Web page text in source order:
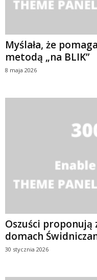
Myślała, że
metodą „na BLIK”
8 maja 2026
Oszuści proponują
domach
30 stycznia 2026